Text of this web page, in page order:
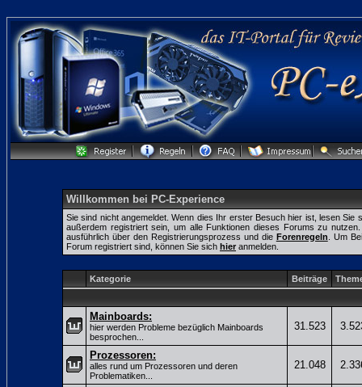
Willkommen bei PC-Experience
Sie sind nicht angemeldet. Wenn dies Ihr erster Besuch hier ist, lesen Sie
außerdem registriert sein, um alle Funktionen dieses Forums zu
ausführlich über den Registrierungsprozess und die Forenregeln. Um
Forum registriert sind, können Sie sich hier anmelden.
Kategorie Beiträge
Mainboards:
hier werden Probleme bezüglich Mainboards
besprochen...
31.523
Prozessoren:
alles rund um Prozessoren und deren
Problematiken...
21.048